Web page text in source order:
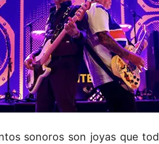
sonoros son joyas que